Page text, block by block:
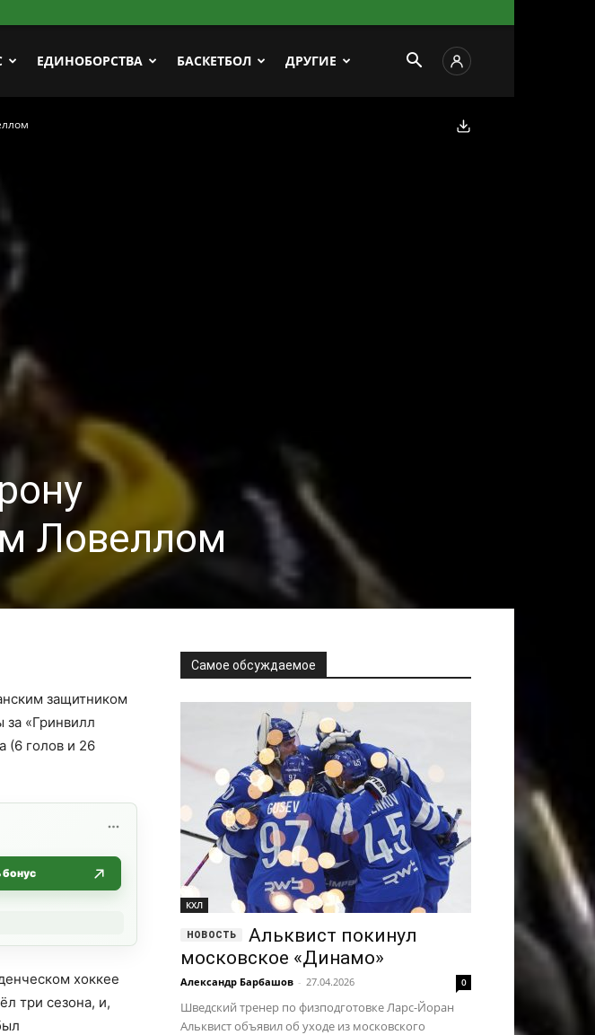
ЕДИНОБОРСТВА БАСКЕТБОЛ ДРУГИЕ
Ловеллом
Скачать фото
защитником
«Гринвилл
(6 голов и 26
бонус
хоккее
три сезона, и,
Самое обсуждаемое
КХЛ
Альквист покинул
московское «Динамо»
Александр Барбашов - 27.04.2026 0
Шведский тренер по физподготовке Ларс-Йоран
Альквист объявил об уходе из московского